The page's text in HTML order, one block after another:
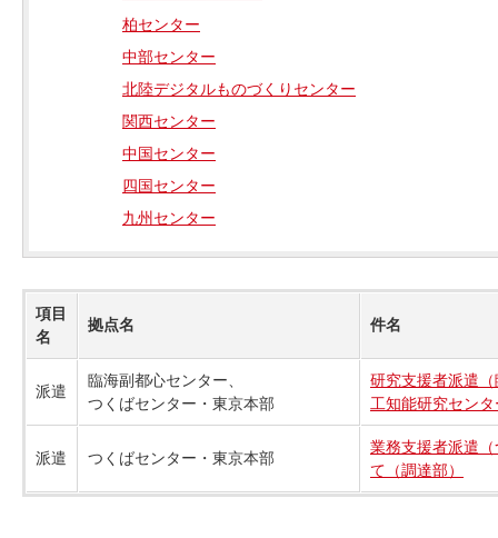
柏センター
中部センター
北陸デジタルものづくりセンター
関西センター
中国センター
四国センター
九州センター
項目
名
拠点名 件名
派遣
臨海副都心センター、
つくばセンター・東京本部
研究支援者派遣
工知能研究センタ
派遣 つくばセンター・東京本部
業務支援者派遣
て（調達部）